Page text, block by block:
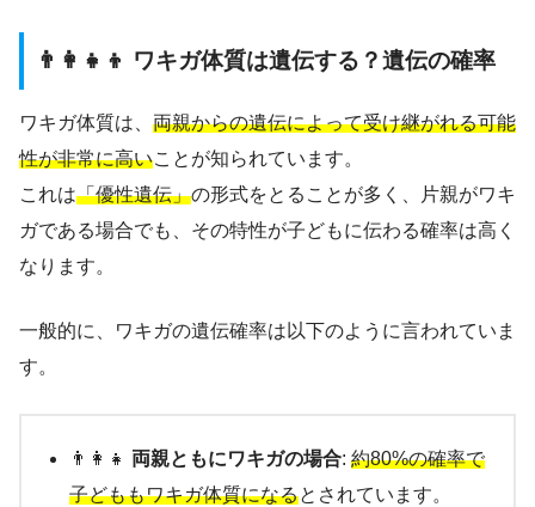
👨‍👩‍👧‍👦 ワキガ体質は遺伝する？遺伝の確率
ワキガ体質は、 両親からの遺伝によって受け継がれる可能
性が非常に高いことが知られています。
これは「優性遺伝」の形式をとることが多く、片親がワキ
ガである場合でも、その特性が子どもに伝わる確率は高く
なります。
一般的に、ワキガの遺伝確率は以下のように言われていま
す。
👨‍👩‍👧 両親ともにワキガの場合: 約80%の確率で
子どももワキガ体質になるとされています。